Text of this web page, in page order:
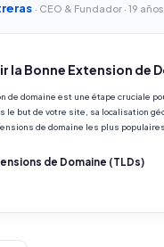
· CEO & Fundador · 19
la Bonne Extension de
de domaine est une étape cruciale
le but de votre site, sa localisation
de domaine les plus
de Domaine (TLDs)